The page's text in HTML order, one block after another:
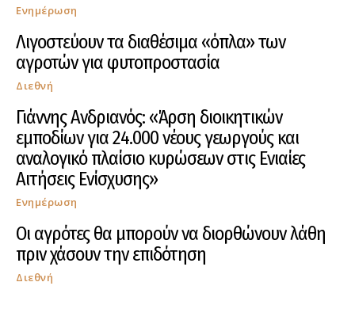
Ενημέρωση
Λιγοστεύουν τα διαθέσιμα «όπλα» των
αγροτών για φυτοπροστασία
Διεθνή
Γιάννης Ανδριανός: «Άρση διοικητικών
εμποδίων για 24.000 νέους γεωργούς και
αναλογικό πλαίσιο κυρώσεων στις Ενιαίες
Αιτήσεις Ενίσχυσης»
Ενημέρωση
Οι αγρότες θα μπορούν να διορθώνουν λάθη
πριν χάσουν την επιδότηση
Διεθνή